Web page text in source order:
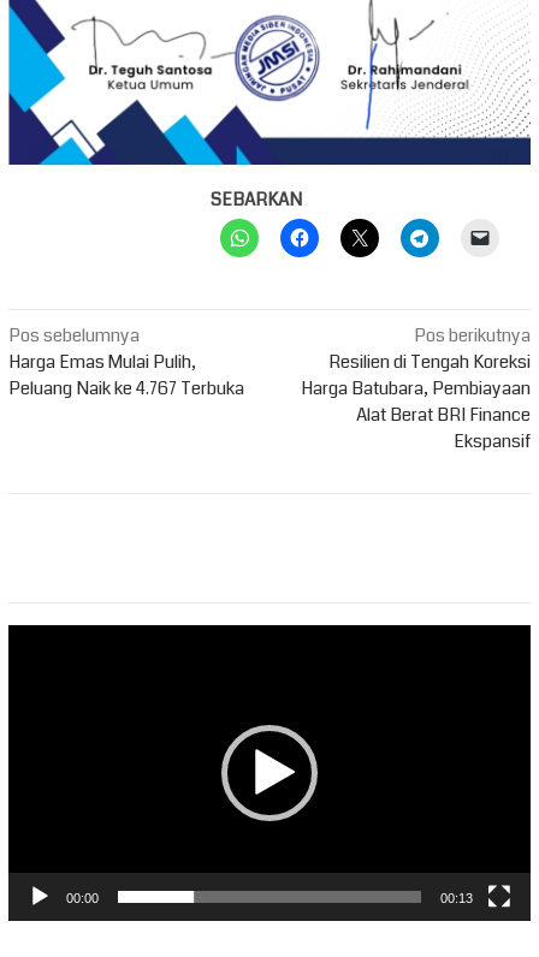
SEBARKAN
Navigasi
pos
Pos sebelumnya
Harga Emas Mulai Pulih,
Peluang Naik ke 4.767 Terbuka
Pos berikutnya
Resilien di Tengah Koreksi
Harga Batubara, Pembiayaan
Alat Berat BRI Finance
Ekspansif
00:00 00:13